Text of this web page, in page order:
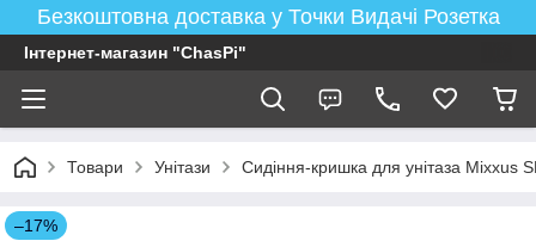
Безкоштовна доставка у Точки Видачі Розетка
Інтернет-магазин "ChasPi"
Товари Унітази Сидіння-кришка для унітаза Mixxus
–17%